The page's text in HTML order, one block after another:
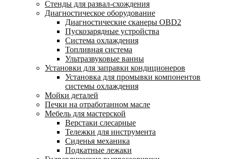
Стенды для развал-схождения
Диагностическое оборудование
Диагностические сканеры OBD2
Пускозарядные устройства
Система охлаждения
Топливная система
Ультразвуковые ванны
Установки для заправки кондиционеров
Установка для промывки компонентов
системы охлаждения
Мойки деталей
Печки на отработанном масле
Мебель для мастерской
Верстаки слесарные
Тележки для инструмента
Сиденья механика
Подкатные лежаки